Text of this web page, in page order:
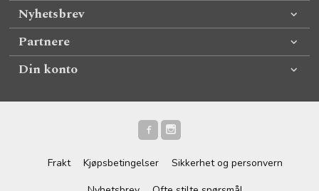
Nyhetsbrev
Partnere
Din konto
Frakt Kjøpsbetingelser
Sikkerhet og personvern